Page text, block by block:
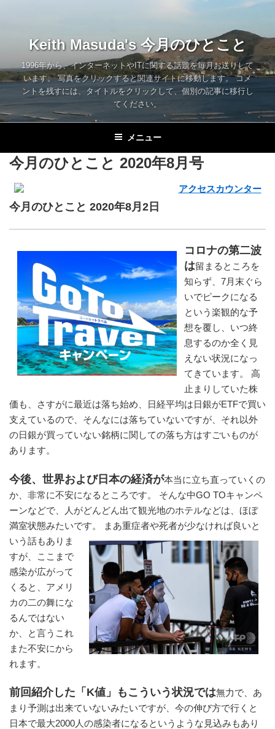
へ
キ
ッ
Keith Masuda's 今月のひとこと
1996年から、インターネットやITに関する話題を毎月お送りして
います。 写真をクリックすると関連サイトに移動します。 コメ
ントを残すには、タイトルをクリックして、個別の記事に移行し
てください。
メニュー
今月のひとこと 2020年8月号
今月のひとこと 2020年8月2日
コロナの第二波
は留まるところを
知らず、7月末ぐら
いでピークになる
という楽観的な予
想を覆し、いつ終
息するのか全く見
えない状況になっ
てきています。 高
止まりしていた株
価も、さすがに最近は落ち始め、日経平均は日銀がETFで買い
支えているので、そんなには落ちていないですが、それ以外
の日銀が買っていない銘柄に関しての落ち方はすごいものが
あります。
今後、世界および日本の経済が本当に立ち直っていくの
か、非常に不安になるところです。 そんな中GO TOキャンペ
ーンなどで、人がどんどん出て観光地のホテルなどは、ほぼ
満室状態みたいです。 まあ重症者や死者が少なければ良いと
いう話もありま
すが、ここまで
感染が広がって
くると、アメリ
カの二の舞にな
るんではない
か、と言うこれ
また不安にから
れます。
前回紹介した「K値」もこういう状況では無力で、あ
まり予測は出来ていないみたいですが、今の伸び方で行くと
日本で最大2000人の感染者になるというような見込みもあり